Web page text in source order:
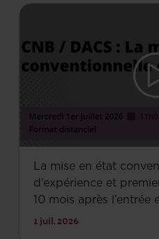
La mise en état
d’expérience et
10 mois après l’entrée
1 juil. 2026